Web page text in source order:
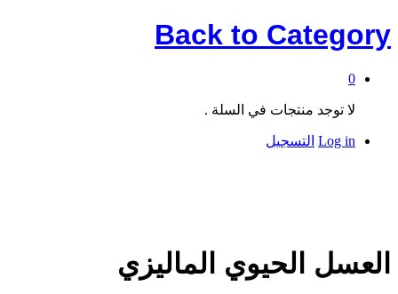
Back to Category
0
لا توجد منتجات في السلة .
Log in التسجيل
العسل الحيوي الماليزي